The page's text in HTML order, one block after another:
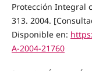
Protección Integral
313. 2004.
Disponible en:
A-2004-21760